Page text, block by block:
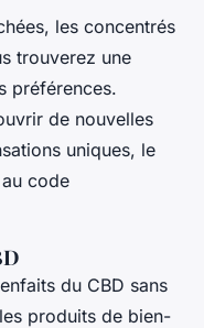
les concentrés
trouverez une
préférences.
de nouvelles
uniques, le
code
du CBD sans
produits de bien-